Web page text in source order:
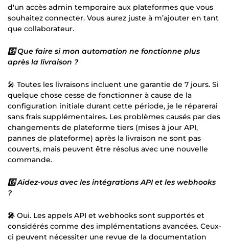
d'un accès admin temporaire aux plateformes que vous
souhaitez connecter. Vous aurez juste à m’ajouter en tant
que collaborateur.
5️⃣ Que faire si mon automation ne fonctionne plus
après la livraison ?
🎤 Toutes les livraisons incluent une garantie de 7 jours. Si
quelque chose cesse de fonctionner à cause de la
configuration initiale durant cette période, je le réparerai
sans frais supplémentaires. Les problèmes causés par des
changements de plateforme tiers (mises à jour API,
pannes de plateforme) après la livraison ne sont pas
couverts, mais peuvent être résolus avec une nouvelle
commande.
6️⃣ Aidez-vous avec les intégrations API et les webhooks
?
🎤 Oui. Les appels API et webhooks sont supportés et
considérés comme des implémentations avancées. Ceux-
ci peuvent nécessiter une revue de la documentation